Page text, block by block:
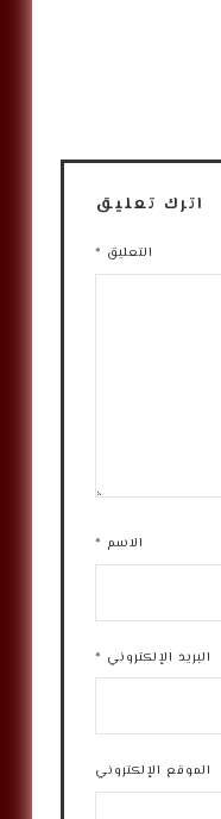
اترك تعليق
التعليق *
الاسم *
البريد الإلكتروني *
الموقع الإلكتروني